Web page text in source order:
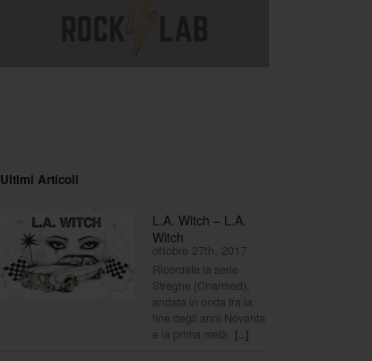
Ultimi Articoli
L.A. Witch – L.A.
Witch
ottobre 27th, 2017
Ricordate la serie
Streghe (Charmed),
andata in onda tra la
fine degli anni Novanta
e la prima metà [...]